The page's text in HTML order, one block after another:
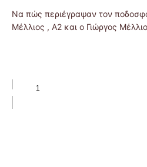
Να πώς περιέγραψαν τον
Μέλλιος , Α2 και ο Γιώργος